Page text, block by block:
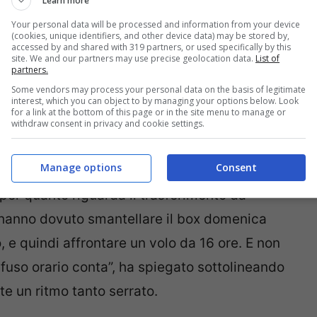
a Losail è stata una prova snervante,
ha avuto a che fare con l’imprevisto del
in partenza per San Paolo provocando
quanto riguarda il trasferimento da
dovuto smantellare il box domenica
e quindi affrontare un volo da 16 ore. E non
orario conta”, ha spiegato sottolineando
un ritmo tanto serrato.
Your personal data will be processed and information from your device
(cookies, unique identifiers, and other device data) may be stored by,
accessed by and shared with 319 partners, or used specifically by this
site. We and our partners may use precise geolocation data. List of
partners.
Some vendors may process your personal data on the basis of legitimate
interest, which you can object to by managing your options below. Look
for a link at the bottom of this page or in the site menu to manage or
withdraw consent in privacy and cookie settings.
Consent
Manage options